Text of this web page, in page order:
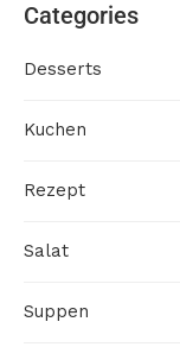
Categories
Desserts
Kuchen
Rezept
Salat
Suppen